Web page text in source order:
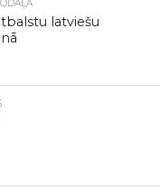
latviešu